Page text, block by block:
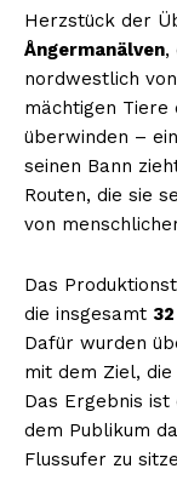
Herzstück der
Ångermanälven,
nordwestlich
mächtigen Tiere
überwinden –
seinen Bann
Routen, die sie
von
Das
die insgesamt
Dafür wurden
mit dem Ziel,
Das Ergebnis
dem Publikum
Flussufer zu